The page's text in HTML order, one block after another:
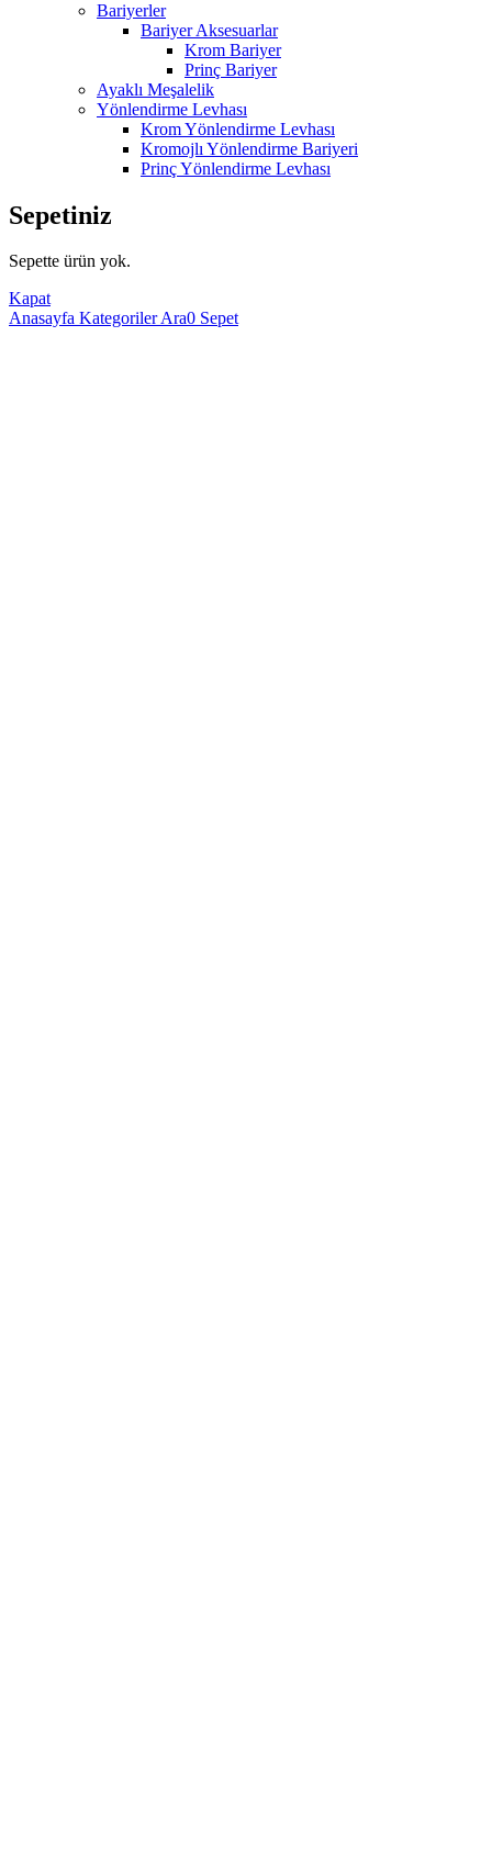
Bariyerler
Bariyer Aksesuarlar
Krom Bariyer
Prinç Bariyer
Ayaklı Meşalelik
Yönlendirme Levhası
Krom Yönlendirme Levhası
Kromojlı Yönlendirme Bariyeri
Prinç Yönlendirme Levhası
Sepetiniz
Sepette ürün yok.
Kapat
Anasayfa KategorilerAra0 Sepet